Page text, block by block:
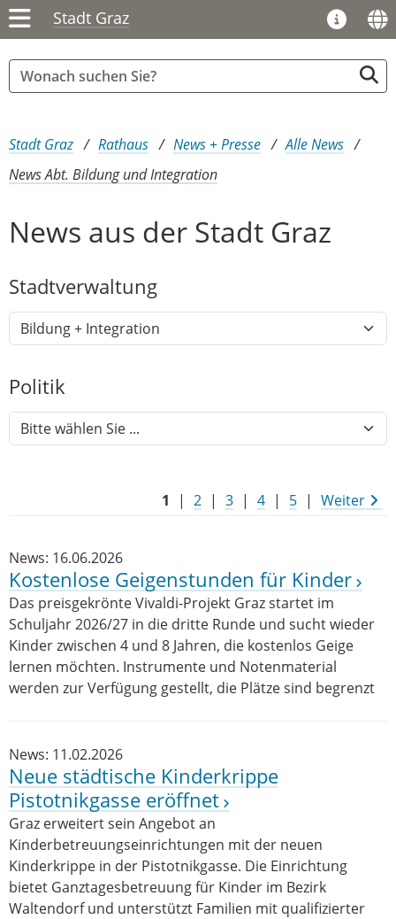
Stadt Graz
Sie sind hier:
Stadt Graz Rathaus News + Presse
Alle News
News Abt. Bildung und Integration
News aus der Stadt Graz
Stadtver​­waltung
Politik
1 | 2 | 3 | 4 | 5 | Weiter
News: 16.06.2026
Kostenlose Geigenstunden für Kinder
Das preisgekrönte Vivaldi-Projekt Graz startet im
Schuljahr 2026/27 in die dritte Runde und sucht wieder
Kinder zwischen 4 und 8 Jahren, die kostenlos Geige
lernen möchten. Instrumente und Notenmaterial
werden zur Verfügung gestellt, die Plätze sind begrenzt
News: 11.02.2026
Neue städtische Kinderkrippe
Pistotnikgasse eröffnet
Graz erweitert sein Angebot an
Kinderbetreuungseinrichtungen mit der neuen
Kinderkrippe in der Pistotnikgasse. Die Einrichtung
bietet Ganztagesbetreuung für Kinder im Bezirk
Waltendorf und unterstützt Familien mit qualifizierter